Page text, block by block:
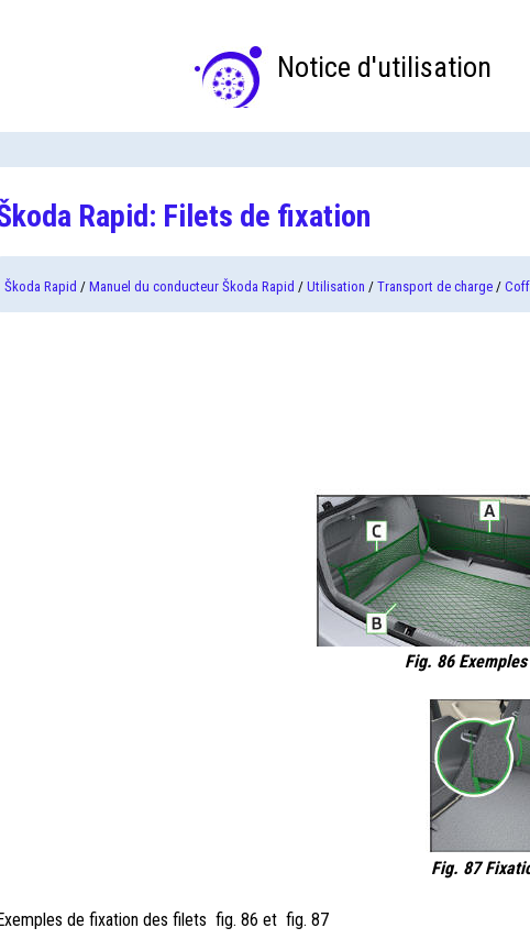
Notice d'utilisation
Rapid: Filets de fixation
Škoda Rapid / Manuel du conducteur Škoda Rapid / Utilisation / Transport de charge /
Fig. 86
Fig. 87
de fixation des filets fig. 86 et fig. 87